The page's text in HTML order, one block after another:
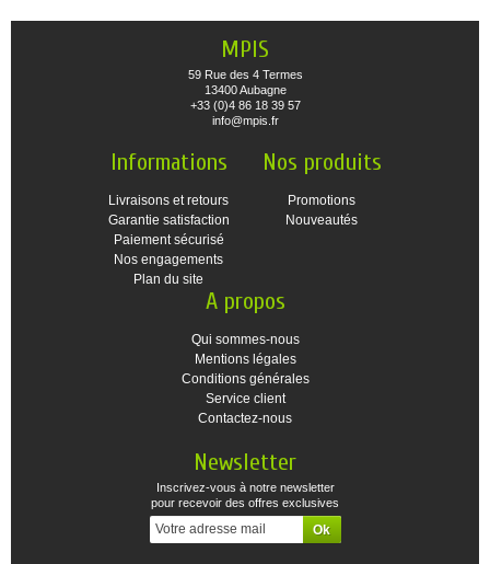
MPIS
59 Rue des 4 Termes
13400 Aubagne
+33 (0)4 86 18 39 57
info@mpis.fr
Informations
Livraisons et retours
Garantie satisfaction
Paiement sécurisé
Nos engagements
Plan du site
Nos produits
Promotions
Nouveautés
A propos
Qui sommes-nous
Mentions légales
Conditions générales
Service client
Contactez-nous
Newsletter
Inscrivez-vous à notre newsletter
pour recevoir des offres exclusives